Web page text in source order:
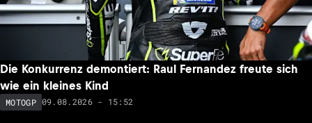
Die Konkurrenz demontiert: Raul Fernandez freute sich
wie ein kleines Kind
MOTOGP 09.08.2026 - 15:52